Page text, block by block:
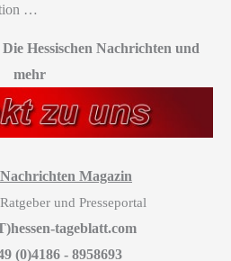
…
Die Hessischen Nachrichten und
mehr
Nachrichten Magazin
und Presseportal
tageblatt.com
(0)4186 - 8958693